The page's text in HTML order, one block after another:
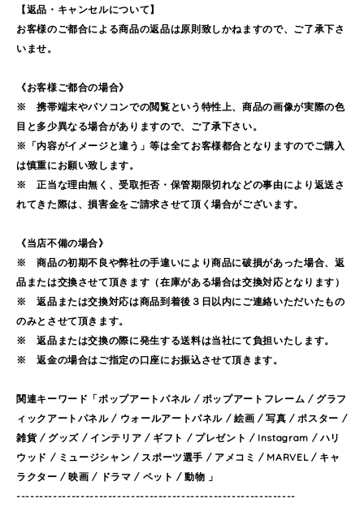
【返品・キャンセルについて】
お客様のご都合による商品の返品は原則致しかねますので、ご了承下さ
いませ。
《お客様ご都合の場合》
※ 携帯端末やパソコンでの閲覧という特性上、商品の画像が実際の色
目と多少異なる場合がありますので、ご了承下さい。
※「内容がイメージと違う」等は全てお客様都合となりますのでご購入
は慎重にお願い致します。
※ 正当な理由無く、受取拒否・保管期限切れなどの事由により返送さ
れてきた際は、損害金をご請求させて頂く場合がございます。
《当店不備の場合》
※ 商品の初期不良や弊社の手違いにより商品に破損があった場合、返
品または交換させて頂きます（在庫がある場合は交換対応となります）
※ 返品または交換対応は商品到着後３日以内にご連絡いただいたもの
のみとさせて頂きます。
※ 返品または交換の際に発生する送料は当社にて負担いたします。
※ 返金の場合はご指定の口座にお振込させて頂きます。
関連キーワード「ポップアートパネル / ポップアートフレーム / グラフ
ィックアートパネル / ウォールアートパネル / 絵画 / 写真 / ポスター /
雑貨 / グッズ / インテリア / ギフト / プレゼント / Instagram / ハリ
ウッド / ミュージシャン / スポーツ選手 / アメコミ / MARVEL / キャ
ラクター / 映画 / ドラマ / ペット / 動物 」
-------------------------------------------------------------